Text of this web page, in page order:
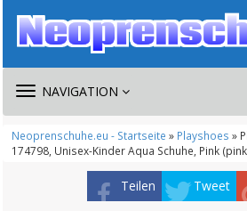
TOGGLE
NAVIGATION
Neoprenschuhe.eu - Startseite » Playshoes »
174798, Unisex-Kinder Aqua Schuhe, Pink
Teilen Tweet